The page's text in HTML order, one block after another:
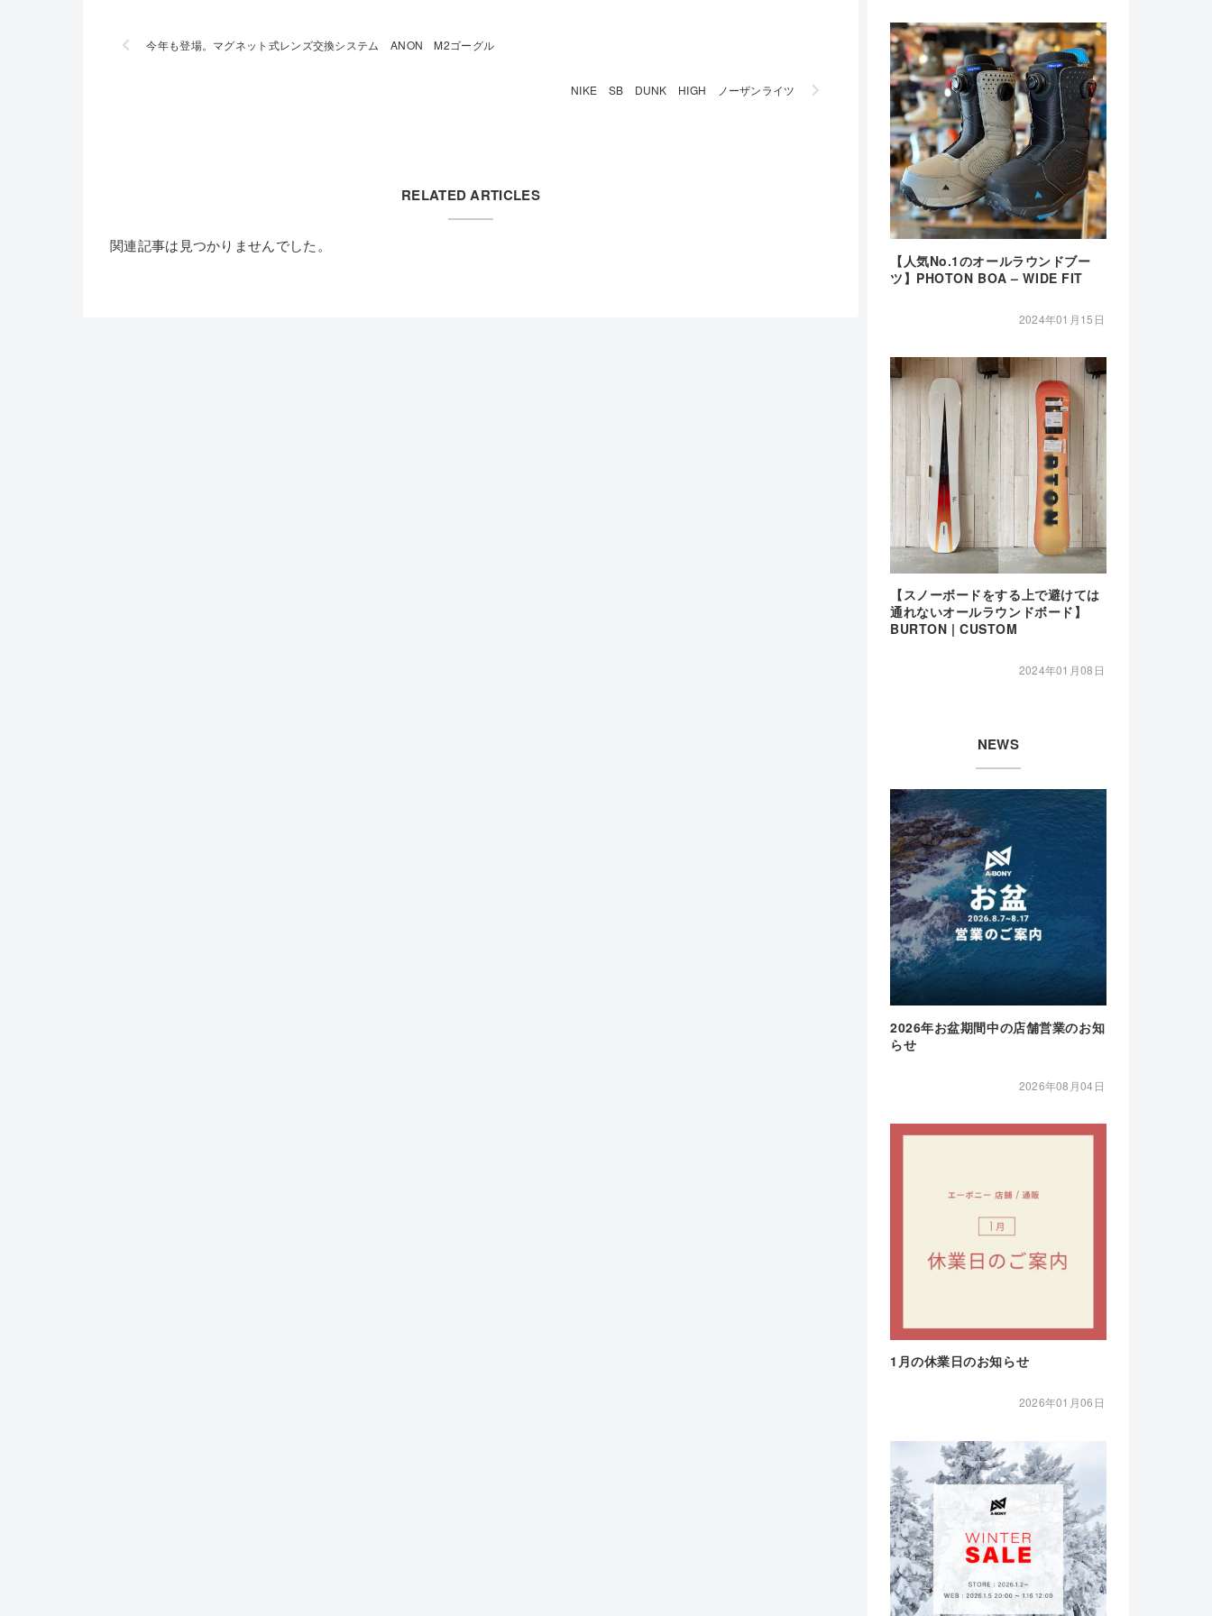
今年も登場。マグネット式レンズ交換システム ANON M2ゴーグル
NIKE SB DUNK HIGH ノーザンライツ
RELATED ARTICLES
関連記事は見つかりませんでした。
【人気No.1のオールラウンドブー
ツ】PHOTON BOA – WIDE FIT
2024年01月15日
【スノーボードをする上で避けては
通れないオールラウンドボード】
BURTON | CUSTOM
2024年01月08日
NEWS
2026年お盆期間中の店舗営業のお知
らせ
2026年08月04日
1月の休業日のお知らせ
2026年01月06日